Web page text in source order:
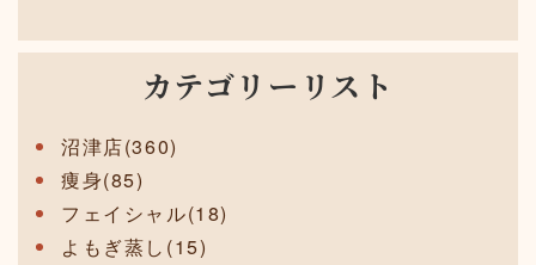
カテゴリーリスト
沼津店(360)
痩身(85)
フェイシャル(18)
よもぎ蒸し(15)